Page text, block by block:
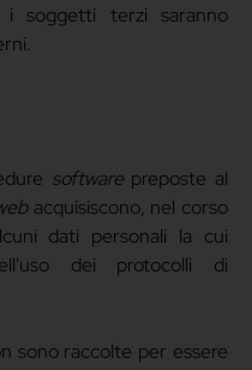
i soggetti terzi saranno
softwarepreposte al
acquisiscono, nel corso
dati personali la cui
dei protocolli di
sono raccolte per essere